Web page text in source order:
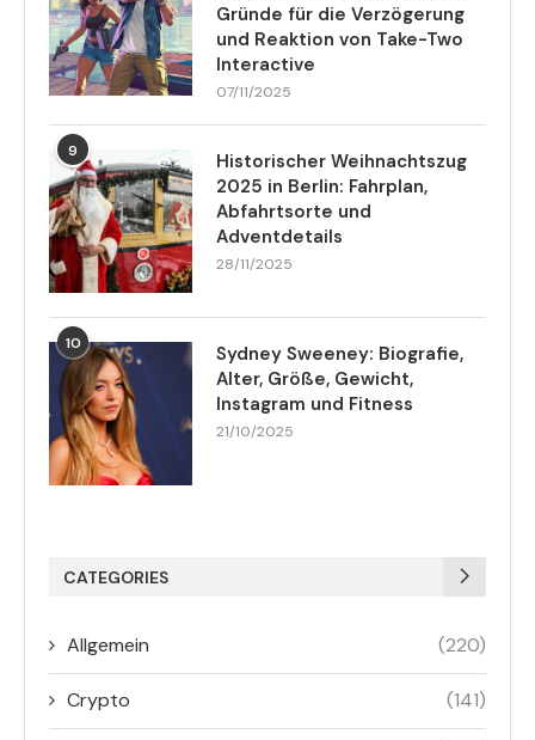
Gründe für die Verzögerung
und Reaktion von Take-Two
Interactive
07/11/2025
9
Historischer Weihnachtszug
2025 in Berlin: Fahrplan,
Abfahrtsorte und
Adventdetails
28/11/2025
10
Sydney Sweeney: Biografie,
Alter, Größe, Gewicht,
Instagram und Fitness
21/10/2025
CATEGORIES
Allgemein (220)
Crypto (141)